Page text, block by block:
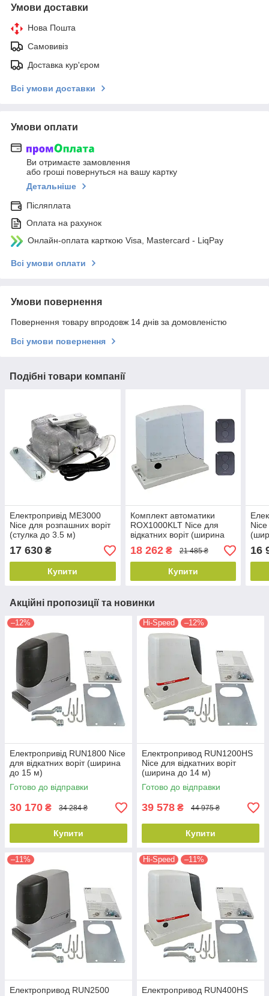
Умови доставки
Нова Пошта
Самовивіз
Доставка кур'єром
Всі умови доставки
Умови оплати
Ви отримаєте замовлення
або гроші повернуться на вашу картку
Детальніше
Післяплата
Оплата на рахунок
Онлайн-оплата карткою Visa, Mastercard - LiqPay
Всі умови оплати
Умови повернення
Повернення товару впродовж 14 днів за домовленістю
Всі умови повернення
Подібні товари компанії
Електропривід ME3000
Nice для розпашних воріт
(стулка до 3.5 м)
17 630 ₴
Купити
Комплект автоматики
ROX1000KLT Nice для
відкатних воріт (ширина
18 262₴ 21 485 ₴
Купити
Nice
16
Акційні пропозиції та новинки
–12%
Електропривід RUN1800 Nice
для відкатних воріт (ширина
до 15 м)
Готово до відправки
30 170 ₴ 34 284 ₴
Купити
Hi-Speed –12%
Електропривод RUN1200HS
Nice для відкатних воріт
(ширина до 14 м)
Готово до відправки
39 578 ₴ 44 975 ₴
Купити
–11%
Електропривод RUN2500
Hi-Speed –11%
Електропривод RUN400HS